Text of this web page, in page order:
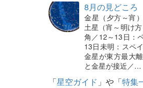
8月の見どころ
金星（夕方～宵
土星（宵～明け
角／12～13日：
13日未明：スペ
金星が東方最大
と金星が接近／…
「星空ガイド 」や「特集